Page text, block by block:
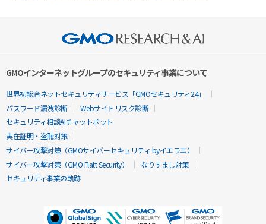
GMOインターネットグループのセキュリティ事業について
世界初総合ネットセキュリティサービス「GMOセキュリティ24」
パスワード漏洩診断
Webサイトリスク診断
セキュリティ相談AIチャットボット
実在証明・盗聴対策
サイバー攻撃対策（GMOサイバーセキュリティ byイエラエ）
サイバー攻撃対策（GMO Flatt Security）
なりすまし対策
セキュリティ事業の軌跡